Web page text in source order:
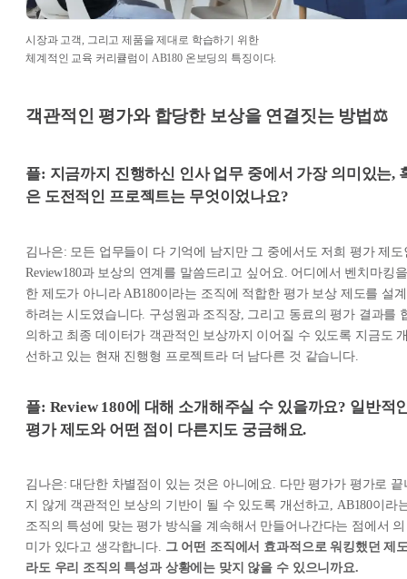
시장과 고객, 그리고 제품을 제대로 학습하기 위한
체계적인 교육 커리큘럼이 AB180 온보딩의 특징이다.
객관적인 평가와 합당한 보상을 연결짓는 방법⚖️
플: 지금까지 진행하신 인사 업무 중에서 가장 의미있는,
은 도전적인 프로젝트는 무엇이었나요?
김나은: 모든 업무들이 다 기억에 남지만 그 중에서도 저희 평가 제도
Review180과 보상의 연계를 말씀드리고 싶어요. 어디에서 벤치마킹을
한 제도가 아니라 AB180이라는 조직에 적합한 평가 보상 제도를 설계
하려는 시도였습니다. 구성원과 조직장, 그리고 동료의 평가 결과를
의하고 최종 데이터가 객관적인 보상까지 이어질 수 있도록 지금도
선하고 있는 현재 진행형 프로젝트라 더 남다른 것 같습니다.
플: Review 180에 대해 소개해주실 수 있을까요? 일반적
평가 제도와 어떤 점이 다른지도 궁금해요.
김나은: 대단한 차별점이 있는 것은 아니에요. 다만 평가가 평가로 끝
지 않게 객관적인 보상의 기반이 될 수 있도록 개선하고, AB180이라
조직의 특성에 맞는 평가 방식을 계속해서 만들어나간다는 점에서 의
미가 있다고 생각합니다. 그 어떤 조직에서 효과적으로 워킹했던 제
라도 우리 조직의 특성과 상황에는 맞지 않을 수 있으니까요.